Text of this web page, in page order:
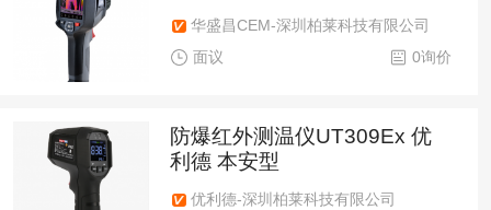
华盛昌CEM-深圳柏莱科技有限公司
0询价
面议
防爆红外测温仪UT309Ex 优
利德 本安型
优利德-深圳柏莱科技有限公司